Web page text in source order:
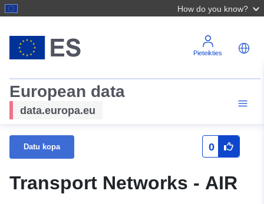
How do you know?
Pieteikties
European data
data.europa.eu
Datu kopa 0
Transport Networks - AIR